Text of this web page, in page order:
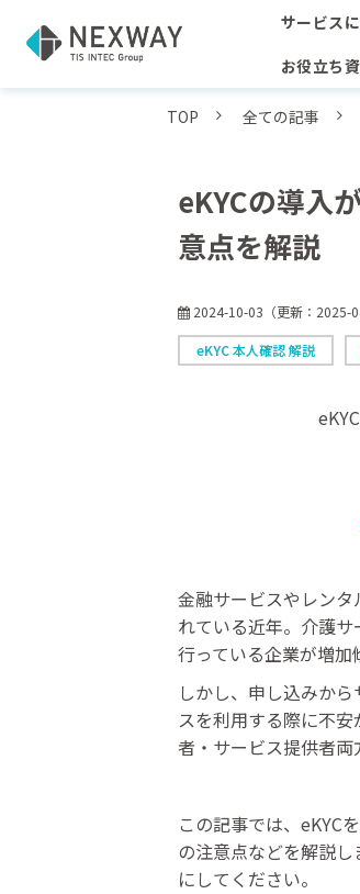
サービス
お役立ち
TOP 全ての記事
eKYCの導入
意点を解説
2024-10-03 （更新： 2025-
eKYC 本人確認 解説
金融サービスやレン
れている近年。介護
行っている企業が増加
しかし、申し込みか
スを利用する際に不
者・サービス提供者両
この記事では、eKYC
の注意点などを解説
にしてください。